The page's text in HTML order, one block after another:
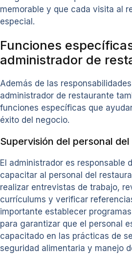
memorable y que cada visita al
especial.
Funciones
administrador de
Además de las
administrador de restaurante
funciones específicas que
éxito del negocio.
Supervisión del personal
El administrador es responsable
capacitar al personal del
realizar entrevistas de trabajo,
currículums y verificar
importante establecer
para garantizar que el personal
capacitado en las prácticas de
seguridad alimentaria y manejo